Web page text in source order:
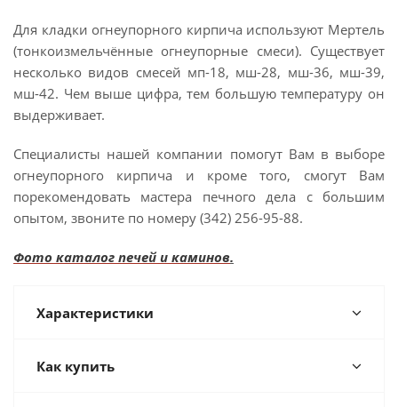
Для кладки огнеупорного кирпича используют Мертель
(тонкоизмельчённые огнеупорные смеси). Существует
несколько видов смесей мп-18, мш-28, мш-36, мш-39,
мш-42. Чем выше цифра, тем большую температуру он
выдерживает.
Специалисты нашей компании помогут Вам в выборе
огнеупорного кирпича и кроме того, смогут Вам
порекомендовать мастера печного дела с большим
опытом, звоните по номеру (342) 256-95-88.
Фото каталог печей и каминов.
Характеристики
Как купить